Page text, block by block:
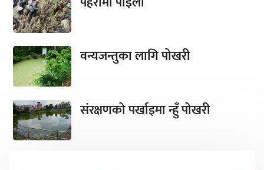
वन्यजन्तुका लागि पोखरी
संरक्षणको पर्खाइमा न्हुँ पोखरी